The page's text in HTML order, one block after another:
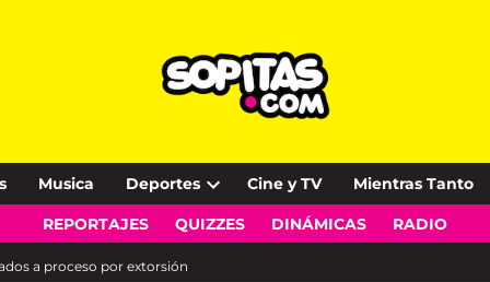
Musica Deportes
Open
dropdown
Cine y TV Mientras Tanto
REPORTAJES QUIZZES DINÁMICAS RADIO
a proceso por extorsión